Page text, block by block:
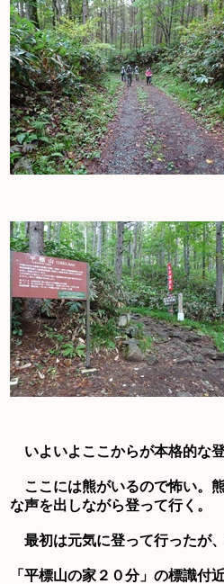
いよいよここからが本格的な
ここには熊がいるので怖い。
な声を出しながら登って行く。
最初は元気に登って行ったが、
「平標山の家２０分」の標識付